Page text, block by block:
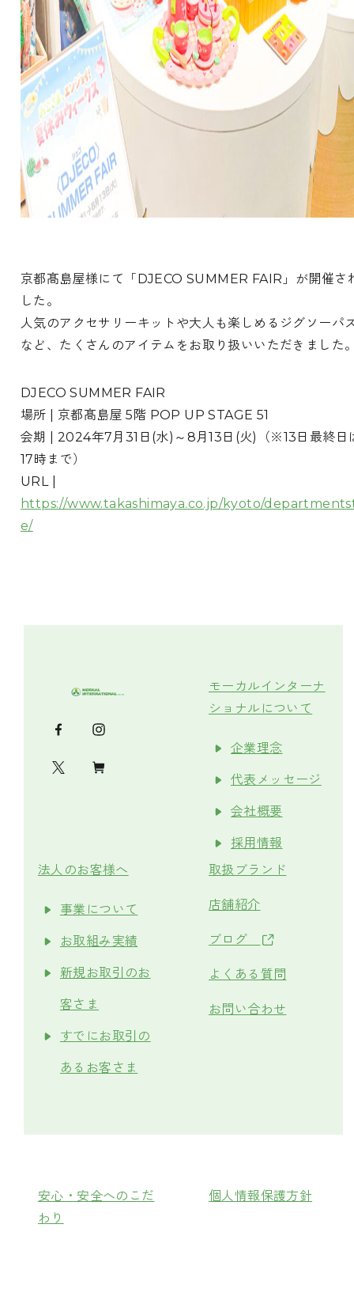
京都髙島屋様にて「DJECO SUMMER FAIR」が開催さ
した。
人気のアクセサリーキットや大人も楽しめるジグソーパ
など、たくさんのアイテムをお取り扱いいただきました
DJECO SUMMER FAIR
場所 | 京都髙島屋 5階 POP UP STAGE 51
会期 | 2024年7月31日(水)～8月13日(火)（※13日最終日
17時まで）
URL |
https://www.takashimaya.co.jp/kyoto/
e/
モーカルインターナ
ショナルについて
企業理念
代表メッセージ
会社概要
採用情報
法人のお客様へ
事業について
お取組み実績
新規お取引のお
客さま
すでにお取引の
あるお客さま
取扱ブランド
店舗紹介
ブログ
よくある質問
お問い合わせ
安心・安全へのこだ
わり
個人情報保護方針